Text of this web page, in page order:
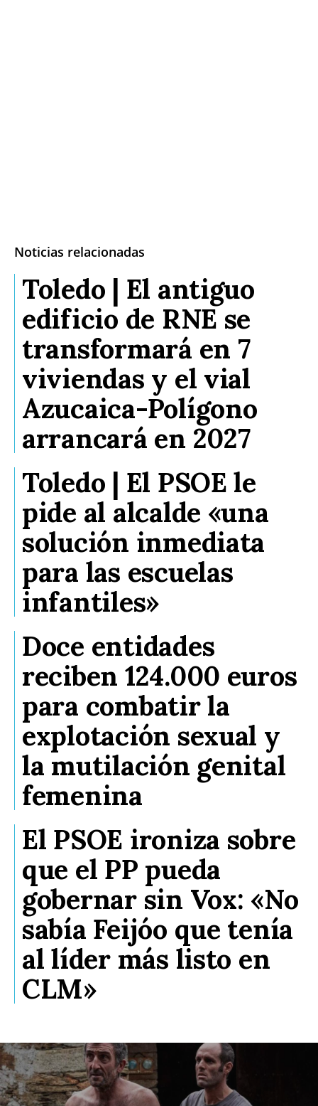
Noticias relacionadas
Toledo | El antiguo
edificio de RNE se
transformará en 7
viviendas y el vial
Azucaica-Polígono
arrancará en 2027
Toledo | El PSOE le
pide al alcalde «una
solución inmediata
para las escuelas
infantiles»
Doce entidades
reciben 124.000 euros
para combatir la
explotación sexual y
la mutilación genital
femenina
El PSOE ironiza sobre
que el PP pueda
gobernar sin Vox: «No
sabía Feijóo que tenía
al líder más listo en
CLM»